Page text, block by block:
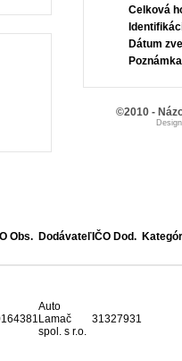
Celková
Dátum
Obs. Dodávateľ IČO Dod.
Auto
Lamač
spol. s r.o.
31327931
©2010 -